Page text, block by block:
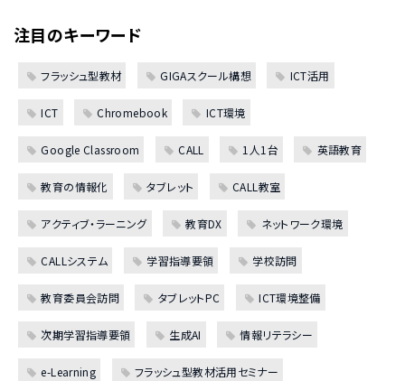
注目のキーワード
フラッシュ型教材 GIGAスクール構想 ICT活用
ICT Chromebook ICT環境
Google Classroom CALL 1人1台 英語教育
教育の情報化 タブレット CALL教室
アクティブ・ラーニング 教育DX ネットワーク環境
CALLシステム 学習指導要領 学校訪問
教育委員会訪問 タブレットPC ICT環境整備
次期学習指導要領 生成AI 情報リテラシー
e-Learning フラッシュ型教材活用セミナー